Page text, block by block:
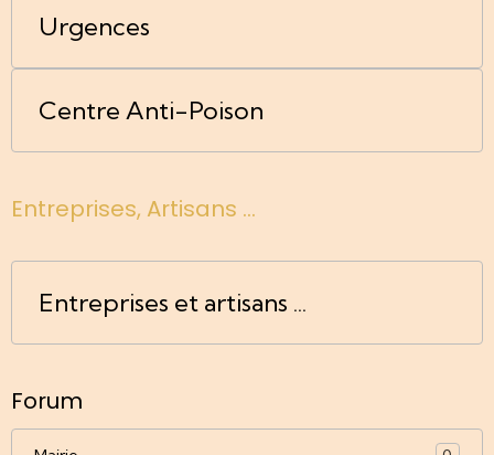
Urgences
Centre Anti-Poison
Entreprises, Artisans ...
Entreprises et artisans ...
Forum